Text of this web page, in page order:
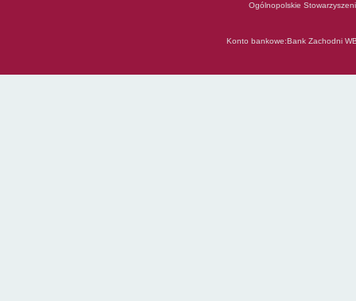
Ogólnopolskie
Konto bankowe:Bank Zachodni